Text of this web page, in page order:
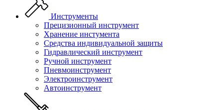
Инструменты
Прецизионный инструмент
Хранение инстумента
Средства индивидуальной защиты
Гидравлический инструмент
Ручной инструмент
Пневмоинструмент
Электроинструмент
Автоинструмент